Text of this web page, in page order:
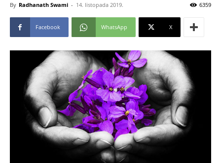
By Radhanath Swami - 14. listopada 2019. 6359
Facebook WhatsApp X